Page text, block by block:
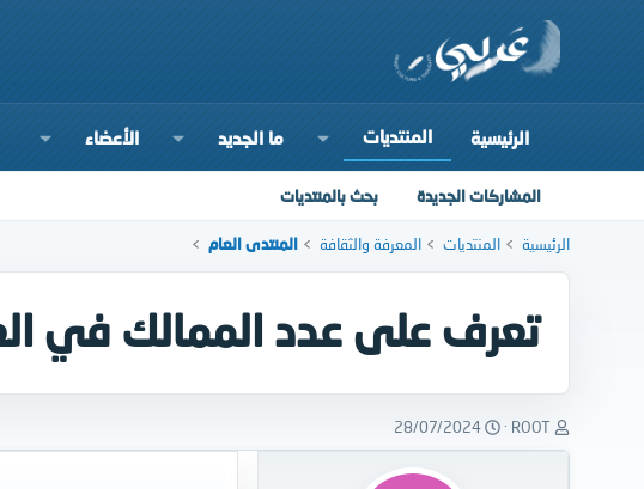
الرئيسية المنتديات ما الجديد الأعضاء
المشاركات الجديدة بحث بالمنتديات
الرئيسية المنتديات المعرفة والثقافة المنتدى العام
تعرف على عدد الممالك في
ب
ا
ROOT
ت
ا
28/07/2024